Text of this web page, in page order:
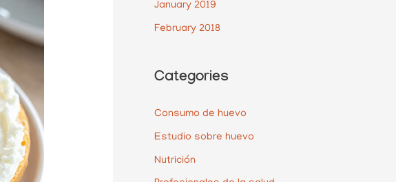
January 2019
February 2018
Categories
Consumo de huevo
Estudio sobre huevo
Nutrición